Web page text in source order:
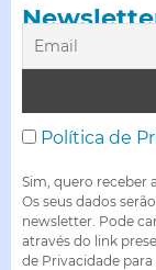
Política de
Sim, quero receber
Os seus dados
newsletter. Pode
através do link
de Privacidade